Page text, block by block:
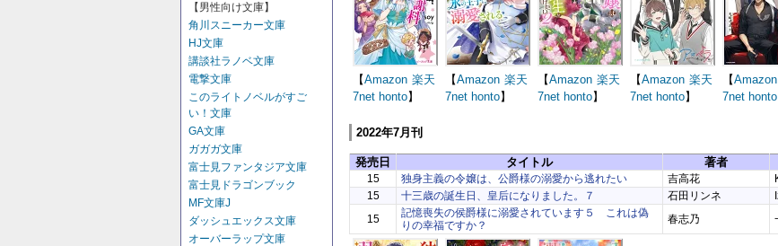
【男性向け文庫】
角川スニーカー文庫
HJ文庫
講談社ラノベ文庫
電撃文庫
このライトノベルがすご
い！文庫
GA文庫
ガガガ文庫
富士見ファンタジア文庫
富士見ドラゴンブック
MF文庫J
ダッシュエックス文庫
オーバーラップ文庫
【Amazon 楽天
7net honto】
【Amazon 楽天
7net honto】
【Amazon 楽天
7net honto】
【Amazon 楽天
7net honto】
【Amazon
7net honto
2022年7月刊
発売日 タイトル 著者
15 独身主義の令嬢は、公爵様の溺愛から逃れたい 吉高花
15
十三歳の誕生日、皇后になりました。７ 石田リンネ
15
記憶喪失の侯爵様に溺愛されています５ これは偽
りの幸福ですか？
春志乃